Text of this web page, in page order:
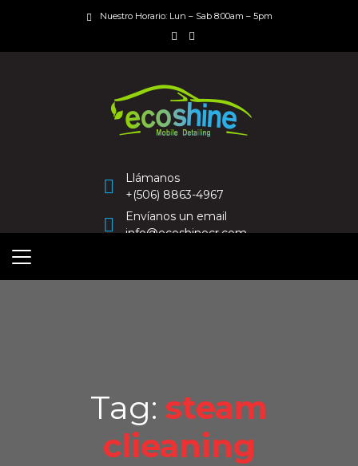
Nuestro Horario: Lun – Sab 8:00am – 5pm
Llámanos
+(506) 8863-4967
Envíanos un email
info@ecoshinecr.com
Tag: steam
clieaning